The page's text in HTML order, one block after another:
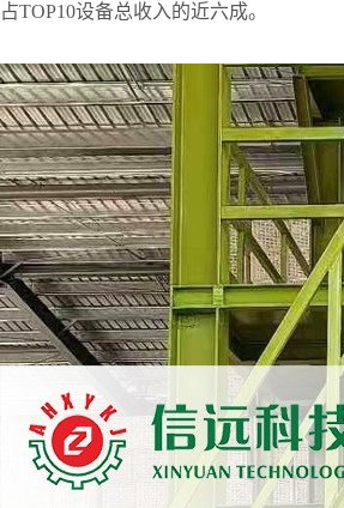
占TOP10设备总收入的近六成。